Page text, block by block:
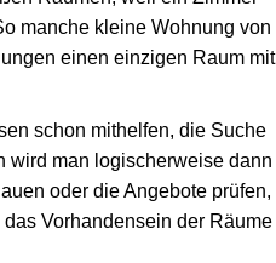
manche kleine Wohnung von
einen einzigen Raum mit
schon mithelfen, die Suche
wird man logischerweise dann
oder die Angebote prüfen,
Vorhandensein der Räume